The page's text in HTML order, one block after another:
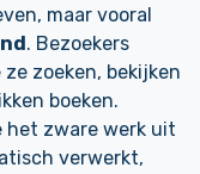
maar vooral
. Bezoekers
zoeken, bekijken
boeken.
het zware werk uit
verwerkt,